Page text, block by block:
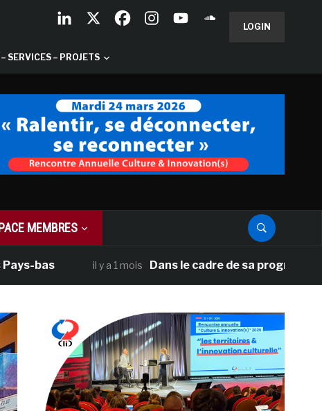
LOGIN
SERVICES – PROJETS
MEMBRES
il y a 1 mois Dans le cadre de sa programmation